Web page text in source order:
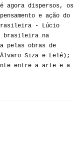
agora dispersos, os
e ação do
- Lúcio
brasileira na
pelas obras de
Siza e Lelé);
entre a arte e a